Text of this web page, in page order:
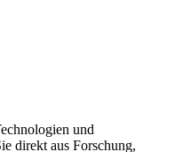
und
direkt aus Forschung,